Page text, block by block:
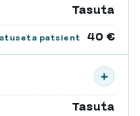
Tasuta
patsient 40 €
Tasuta
+